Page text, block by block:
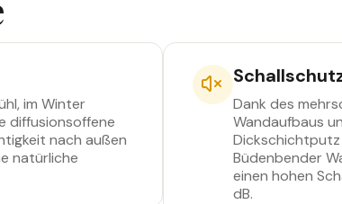
im Winter
diffusionsoffene
nach außen
natürliche
Dank des
Wandaufbaus
Büdenbender
einen hohen
dB.